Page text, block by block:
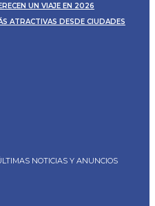
UN VIAJE EN 2026
ATRACTIVAS DESDE CIUDADES
NOTICIAS Y ANUNCIOS